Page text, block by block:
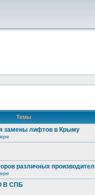
Темы
замены лифтов в Крыму
различных
В СПБ